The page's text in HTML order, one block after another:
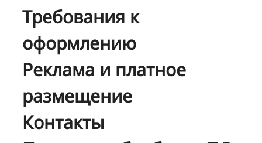
Требования к
оформлению
Реклама и платное
размещение
Контакты